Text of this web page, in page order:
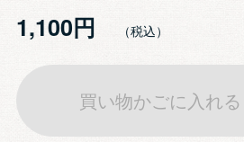
1,100円
買い物かごに入れる